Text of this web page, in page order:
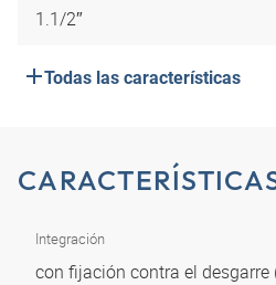
1.1/2″
Todas las características
Integración
con fijación contra el desgarre